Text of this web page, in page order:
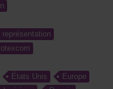
représentation
États Unis
Europe